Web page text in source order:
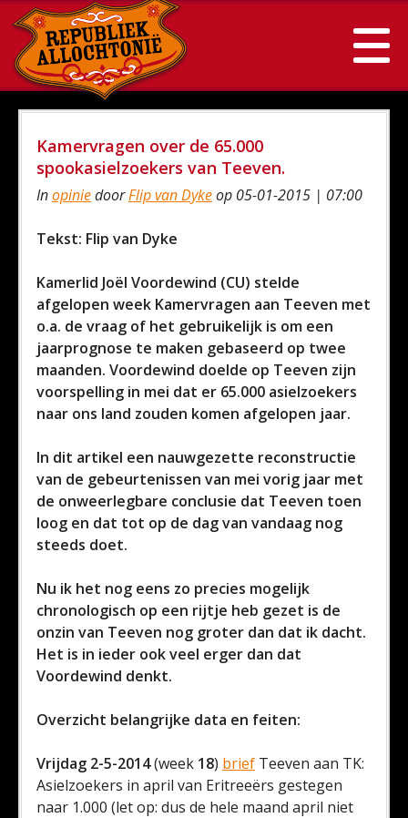
Kamervragen over de 65.000
spookasielzoekers van Teeven.
InopiniedoorFlip van Dykeop 05-01-2015 | 07:00
Tekst: Flip van Dyke
Kamerlid Joël Voordewind (CU) stelde
afgelopen week Kamervragen aan Teeven met
o.a. de vraag of het gebruikelijk is om een
jaarprognose te maken gebaseerd op twee
maanden. Voordewind doelde op Teeven zijn
voorspelling in mei dat er 65.000 asielzoekers
naar ons land zouden komen afgelopen jaar.
In dit artikel een nauwgezette reconstructie
van de gebeurtenissen van mei vorig jaar met
de onweerlegbare conclusie dat Teeven toen
loog en dat tot op de dag van vandaag nog
steeds doet.
Nu ik het nog eens zo precies mogelijk
chronologisch op een rijtje heb gezet is de
onzin van Teeven nog groter dan dat ik dacht.
Het is in ieder ook veel erger dan dat
Voordewind denkt.
Overzicht belangrijke data en feiten:
Vrijdag 2-5-2014(week 18) brief Teeven aan TK:
Asielzoekers in april van Eritreeërs gestegen
naar 1.000 (let op: dus de hele maand april niet